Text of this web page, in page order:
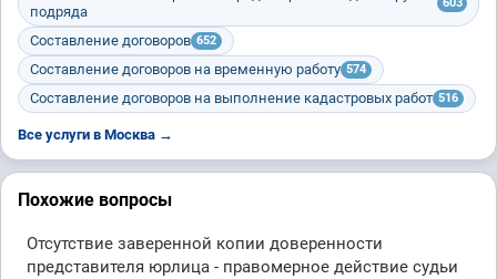
подряда
Составление договоров 652
Составление договоров на временную работу 574
Составление договоров на выполнение кадастровых работ 516
Все услуги в Москва →
Похожие вопросы
Отсутствие заверенной копии доверенности
представителя юрлица - правомерное действие судьи